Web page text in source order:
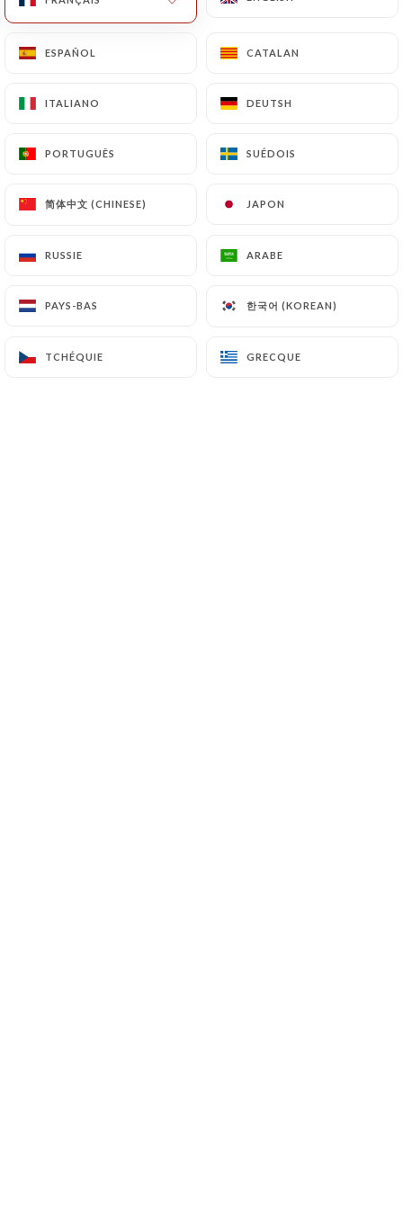
ESPAÑOL CATALAN
ITALIANO DEUTSH
PORTUGUÊS SUÉDOIS
简体中文 (CHINESE) JAPON
RUSSIE ARABE
PAYS-BAS 한국어 (KOREAN)
TCHÉQUIE GRECQUE
ACCUEIL /
Galerie
ESPAÑOL CATALAN
ITALIANO DEUTSH
PORTUGUÊS SUÉDOIS
简体中文 (CHINESE) JAPON
RUSSIE ARABE
PAYS-BAS 한국어 (KOREAN)
TCHÉQUIE GRECQUE